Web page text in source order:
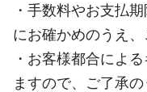
・手数料やお支払
にお確かめのうえ、
・お客様都合によ
ますので、ご了承